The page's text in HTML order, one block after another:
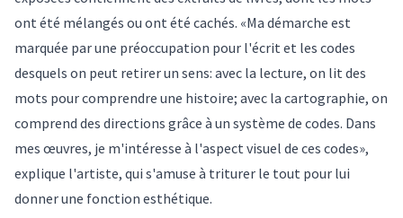
ont été mélangés ou ont été cachés. «Ma démarche est
marquée par une préoccupation pour l'écrit et les codes
desquels on peut retirer un sens: avec la lecture, on lit des
mots pour comprendre une histoire; avec la cartographie, on
comprend des directions grâce à un système de codes. Dans
mes œuvres, je m'intéresse à l'aspect visuel de ces codes»,
explique l'artiste, qui s'amuse à triturer le tout pour lui
donner une fonction esthétique.